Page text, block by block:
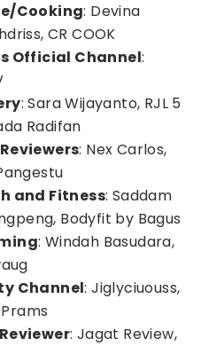
Cooking: Devina
CR COOK
Official Channel:
: Sara Wijayanto, RJL 5
Radifan
: Nex Carlos,
and Fitness: Saddam
Bodyfit by Bagus
: Windah Basudara,
Channel: Jiglyciuouss,
: Jagat Review,